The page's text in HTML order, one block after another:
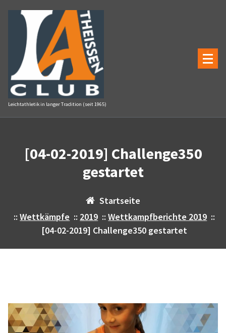
Inhalt
springen
Leichtathletik in langer Tradition (seit 1965)
[04-02-2019] Challenge350
gestartet
Startseite
::Wettkämpfe :: 2019 ::Wettkampfberichte 2019 ::
[04-02-2019] Challenge350 gestartet